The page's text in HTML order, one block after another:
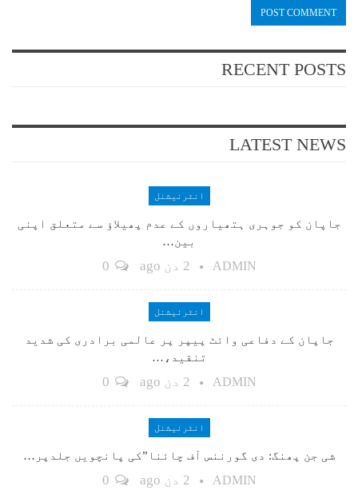
RECENT POSTS
LATEST NEWS
انٹرنیشنل
جاپان کو جوہری ہتھیاروں کے عدم پھیلاؤ سے متعلق اپنی
بین…
ADMIN 2 دن ago
انٹرنیشنل
جاپان کے دفاعی وائٹ پیپر پر عالمی برادری کی شدید
تنقید،…
ADMIN 2 دن ago
انٹرنیشنل
شی جن پھنگ: دی گورننس آف چائنا”کی پانچویں جلدپر…
ADMIN 2 دن ago